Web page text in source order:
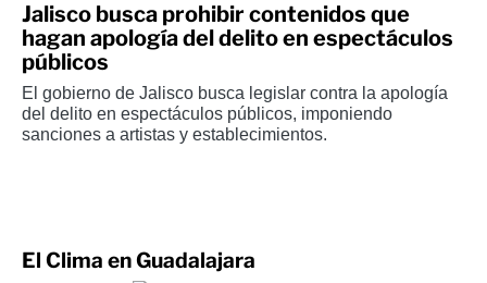
Jalisco busca prohibir contenidos que
hagan apología del delito en espectáculos
públicos
El gobierno de Jalisco busca legislar contra la apología
del delito en espectáculos públicos, imponiendo
sanciones a artistas y establecimientos.
El Clima en Guadalajara